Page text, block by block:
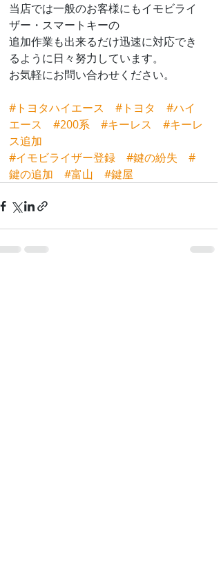
当店では一般のお客様にもイモビライ
ザー・スマートキーの
追加作業も出来るだけ迅速に対応でき
るように日々努力しています。
お気軽にお問い合わせください。
#トヨタハイエース #トヨタ
#ハイ
エース
#200系 #キーレス
#キーレ
ス追加
#イモビライザー登録
#鍵の紛失
#
鍵の追加
#富山 #鍵屋